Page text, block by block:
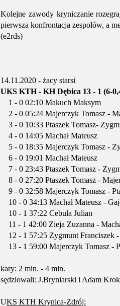
Kolejne zawody kryniczanie
pierwsza konfrontacja zespołów, a
(e2rds)
14.11.2020 - żacy starsi
UKS KTH - KH Dębica 13 - 1 (6-
1 - 0 02:10 Makuch Maksym
2 - 0 05:24 Majerczyk Tomasz -
3 - 0 10:33 Ptaszek Tomasz-
4 - 0 14:05 Machał Mateusz
5 - 0 18:35 Majerczyk Tomasz -
6 - 0 19:01 Machał Mateusz
7 - 0 23:43 Ptaszek Tomasz -
8 - 0 27:20 Ptaszek Tomasz -
9 - 0 32:58 Majerczyk Tomasz -
10 - 0 34:13 Machał Mateusz -
10 - 1 37:22 Cebula Julian
11 - 1 42:00 Zieja Zuzanna -
12 - 1 57:25 Zygmunt Franciszek -
13 - 1 59:00 Majerczyk Tomasz -
kary: 2 min. - 4 min.
sędziowali: J.Bryniarski i Adam Krok
UKS KTH Krynica-Zdrój: